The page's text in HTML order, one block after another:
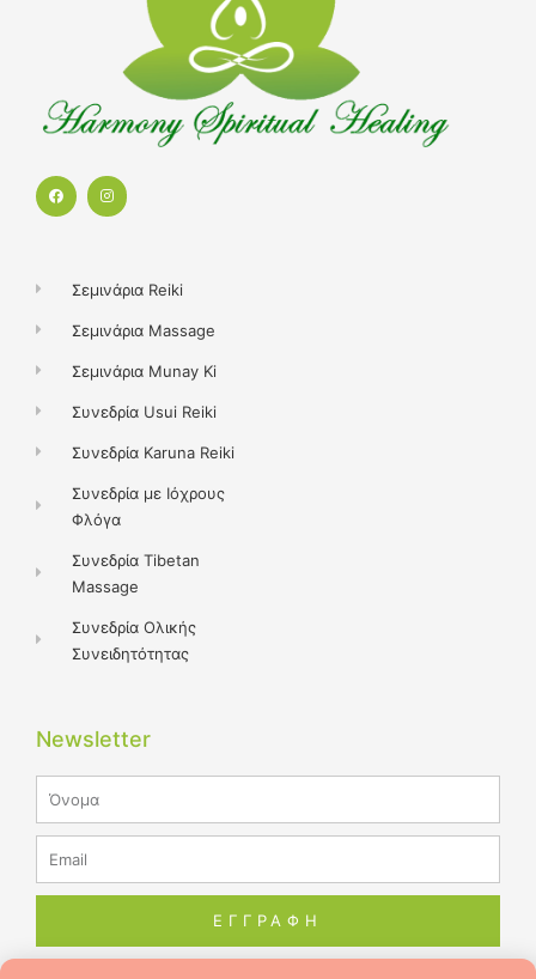
F
a
I
n
m
Σεμινάρια Reiki
Σεμινάρια Massage
Σεμινάρια Munay Ki
Συνεδρία Usui Reiki
Συνεδρία Karuna Reiki
Συνεδρία με Ιόχρους
Φλόγα
Συνεδρία Tibetan
Massage
Συνεδρία Ολικής
Συνειδητότητας
Newsletter
ΕΓΓΡΑΦΗ